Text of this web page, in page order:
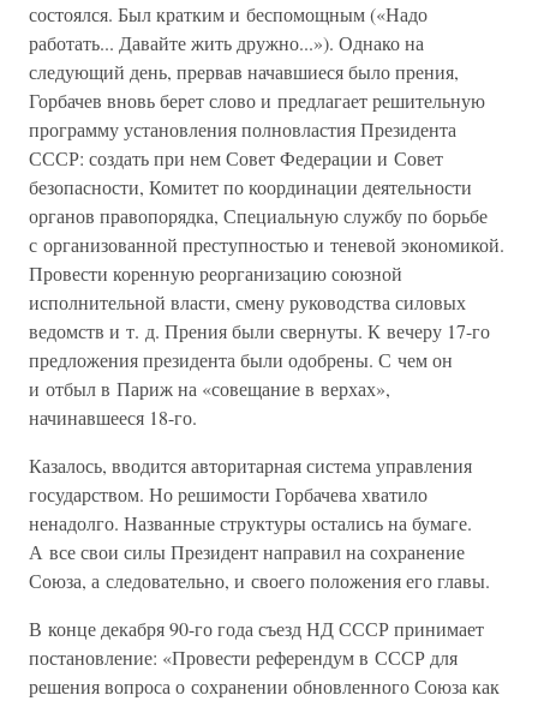
состоялся. Был кратким и беспомощным («Надо
работать... Давайте жить дружно...»). Однако на
следующий день, прервав начавшиеся было прения,
Горбачев вновь берет слово и предлагает решительную
программу установления полновластия Президента
СССР: создать при нем Совет Федерации и Совет
безопасности, Комитет по координации деятельности
органов правопорядка, Специальную службу по борьбе
с организованной преступностью и теневой экономикой.
Провести коренную реорганизацию союзной
исполнительной власти, смену руководства силовых
ведомств и т. д. Прения были свернуты. К вечеру 17-го
предложения президента были одобрены. С чем он
и отбыл в Париж на «совещание в верхах»,
начинавшееся 18-го.
Казалось, вводится авторитарная система управления
государством. Но решимости Горбачева хватило
ненадолго. Названные структуры остались на бумаге.
А все свои силы Президент направил на сохранение
Союза, а следовательно, и своего положения его главы.
В конце декабря 90-го года съезд НД СССР принимает
постановление: «Провести референдум в СССР для
решения вопроса о сохранении обновленного Союза как